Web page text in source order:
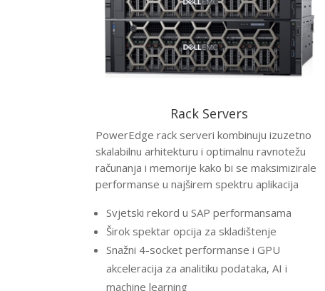
Rack Servers
PowerEdge rack serveri kombinuju izuzetno
skalabilnu arhitekturu i optimalnu ravnotežu
računanja i memorije kako bi se maksimizirale
performanse u najširem spektru aplikacija
Svjetski rekord u SAP performansama
Širok spektar opcija za skladištenje
Snažni 4-socket performanse i GPU
akceleracija za analitiku podataka, AI i
machine learning